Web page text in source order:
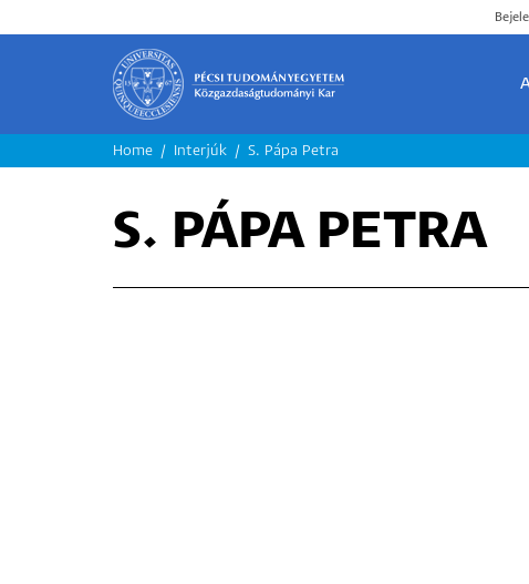
MORZSA
Home Interjúk S. Pápa Petra
S. PÁPA PETRA